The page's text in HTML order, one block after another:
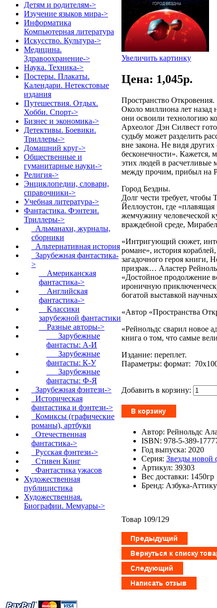
Детям и родителям->
Изучение языков мира->
Информатика
Компьютерная литература
Искусство. Культура->
Медицина.
Здравоохранение->
Наука. Техника->
Постеры. Плакаты.
Календари. Нетекстовые
издания
Путешествия. Отдых.
Хобби. Спорт->
Бизнес и экономика->
Детективы. Боевики.
Триллеры->
Домашний круг->
Общественные и
гуманитарные науки->
Религия->
Энциклопедии, словари,
справочники->
Учебная литература->
Фантастика. Фэнтези.
Триллеры->
Альманахи, журналы,
сборники
Альтернативная история
Зарубежная фантастика-
>
Американская
фантастика->
Английская
фантастика->
Классики
зарубежной фантастики
Разные авторы->
Зарубежные
фантасты: А-И
Зарубежные
фантасты: К-У
Зарубежные
фантасты: Ф-Я
Зарубежная фэнтези->
Историческая
фантастика и фэнтези->
Комиксы (графические
романы), артбуки
Отечественная
фантастика->
Русская фэнтези->
Стивен Кинг
Фантастика ужасов
Художественная
публицистика
Художественная.
Биографии. Мемуары->
Увеличить картинку
Цена: 1,045p.
Пространство Откровения.
Около миллиона лет назад
они освоили технологию
Археолог Дэн Силвест
судьбу может разделить
вне закона. Не видя
бесконечности». Кажется,
этих людей в
между прочим, прибыл на
Город Бездны.
Долг чести требует,
Йеллоустон, где
жемчужину человеческой
враждебной среде,
«Интригующий сюжет,
романе», история
загадочного героя книги,
призрак… Аластер
«Достойное продолжение
ироничную
богатой выставкой
«Автор «Пространства
«Рейнольдс сварил новое
книга о том, что самые
Издание: переплет.
Параметры: формат:
Добавить в корзину:
Автор: Рейнольдс
ISBN: 978-5-389-
Год выпуска: 2020
Серия: Звезды новой
Артикул: 39303
Вес доставки: 1450гр
Бренд: Азбука-
Товар 109/129